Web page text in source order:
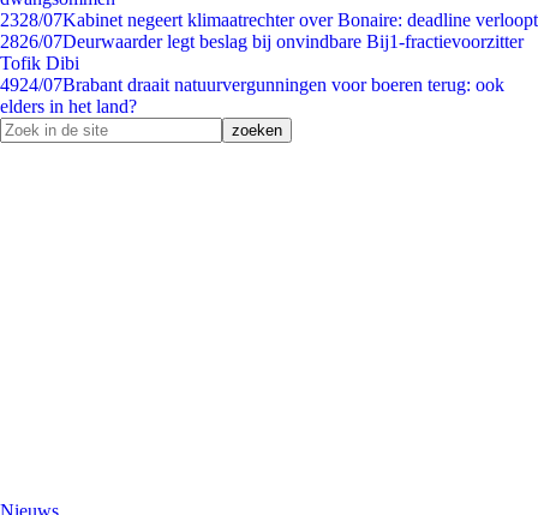
2328/07Kabinet negeert klimaatrechter over Bonaire: deadline verloopt
2826/07Deurwaarder legt beslag bij onvindbare Bij1-fractievoorzitter
Tofik Dibi
4924/07Brabant draait natuurvergunningen voor boeren terug: ook
elders in het land?
Nieuws